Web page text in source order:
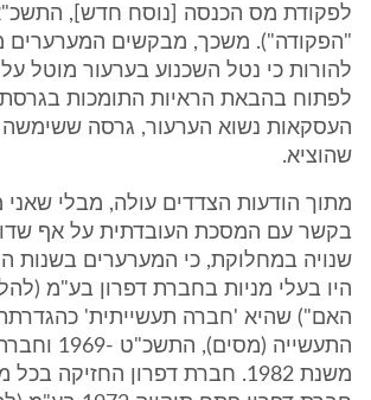
"הפקודה"). משכך, מבקשים
להורות כי נטל השכנוע בערעור מוטל על
לפתוח בהבאת הראיות התומכות
העסקאות נשוא הערעור, גרסה
שהוציא.
מתוך הודעות הצדדים עולה, מבלי
בקשר עם המסכת העובדתית על אף
שנויה במחלוקת, כי המערערים בשנות
היו בעלי מניות בחברת דפרון בע"מ
האם") שהיא 'חברה תעשייתית'
התעשייה
משנת 1982. חברת דפרון החזיקה